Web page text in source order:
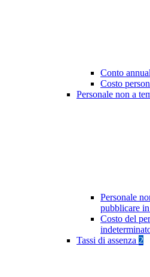
Conto
Costo
Personale non a
Personale
pubblicare
Costo del
Tassi di assenza 2